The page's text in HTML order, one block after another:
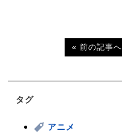
« 前の記事へ
タグ
アニメ